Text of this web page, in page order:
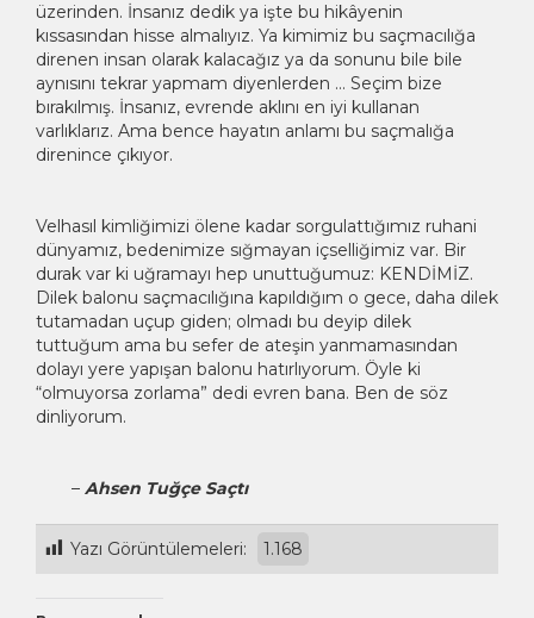
üzerinden. İnsanız dedik ya işte bu hikâyenin
kıssasından hisse almalıyız. Ya kimimiz bu saçmacılığa
direnen insan olarak kalacağız ya da sonunu bile bile
aynısını tekrar yapmam diyenlerden … Seçim bize
bırakılmış. İnsanız, evrende aklını en iyi kullanan
varlıklarız. Ama bence hayatın anlamı bu saçmalığa
direnince çıkıyor.
Velhasıl kimliğimizi ölene kadar sorgulattığımız ruhani
dünyamız, bedenimize sığmayan içselliğimiz var. Bir
durak var ki uğramayı hep unuttuğumuz: KENDİMİZ.
Dilek balonu saçmacılığına kapıldığım o gece, daha dilek
tutamadan uçup giden; olmadı bu deyip dilek
tuttuğum ama bu sefer de ateşin yanmamasından
dolayı yere yapışan balonu hatırlıyorum. Öyle ki
“olmuyorsa zorlama” dedi evren bana. Ben de söz
dinliyorum.
– Ahsen Tuğçe Saçtı
Yazı Görüntülemeleri: 1.168